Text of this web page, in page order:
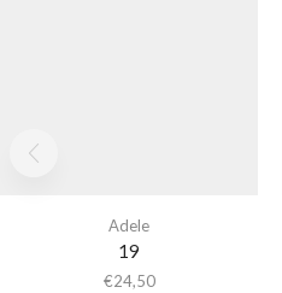
Adele
19
€24,50